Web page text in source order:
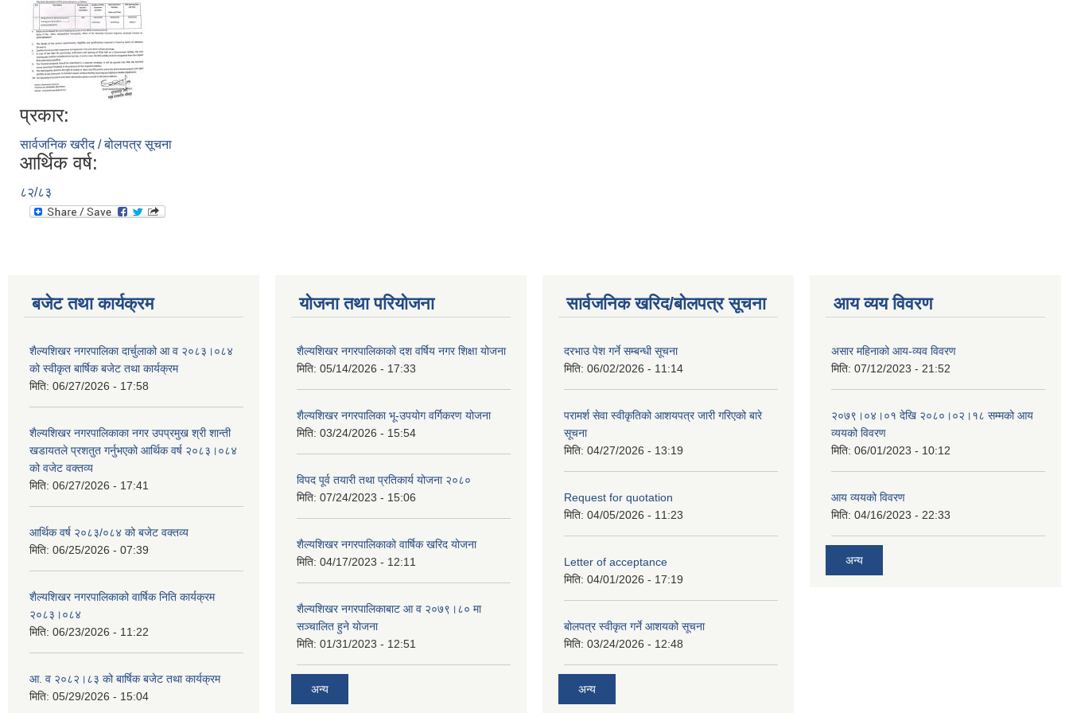
प्रकार:
सार्वजनिक खरीद / बोलपत्र सूचना
आर्थिक वर्ष:
८२/८३
बजेट तथा कार्यक्रम
शैल्यशिखर नगरपालिका दार्चुलाको आ व २०८३।०८४
को स्वीकृत बार्षिक बजेट तथा कार्यक्रम
मिति: 06/27/2026 - 17:58
शैल्यशिखर नगरपालिकाका नगर उपप्रमुख श्री शान्ती
खडायतले प्रशतुत गर्नुभएको आर्थिक वर्ष २०८३।०८४
को वजेट वक्तव्य
मिति: 06/27/2026 - 17:41
आर्थिक वर्ष २०८३/०८४ को बजेट वक्तव्य
मिति: 06/25/2026 - 07:39
शैल्यशिखर नगरपालिकाको वार्षिक निति कार्यक्रम
२०८३।०८४
मिति: 06/23/2026 - 11:22
आ. व २०८२।८३ को बार्षिक बजेट तथा कार्यक्रम
मिति: 05/29/2026 - 15:04
योजना तथा परियोजना
शैल्यशिखर नगरपालिकाको दश वर्षिय नगर शिक्षा योजना
मिति: 05/14/2026 - 17:33
शैल्यशिखर नगरपालिका भू-उपयोग वर्गिकरण योजना
मिति: 03/24/2026 - 15:54
विपद पूर्व तयारी तथा प्रतिकार्य योजना २०८०
मिति: 07/24/2023 - 15:06
शैल्यशिखर नगरपालिकाको वार्षिक खरिद योजना
मिति: 04/17/2023 - 12:11
शैल्यशिखर नगरपालिकाबाट आ व २०७९।८० मा
सञ्चालित हुने योजना
मिति: 01/31/2023 - 12:51
अन्य
सार्वजनिक खरिद/बोलपत्र सूचना
दरभाउ पेश गर्ने सम्बन्धी सूचना
मिति: 06/02/2026 - 11:14
परामर्श सेवा स्वीकृतिको आशयपत्र जारी गरिएको बारे
सूचना
मिति: 04/27/2026 - 13:19
Request for quotation
मिति: 04/05/2026 - 11:23
Letter of acceptance
मिति: 04/01/2026 - 17:19
बोलपत्र स्वीकृत गर्ने आशयको सूचना
मिति: 03/24/2026 - 12:48
अन्य
आय व्यय विवरण
असार महिनाको आय-व्यव विवरण
मिति: 07/12/2023 - 21:52
२०७९।०४।०१ देखि २०८०।०२।१८ सम्मको आय
व्ययको विवरण
मिति: 06/01/2023 - 10:12
आय व्ययको विवरण
मिति: 04/16/2023 - 22:33
अन्य